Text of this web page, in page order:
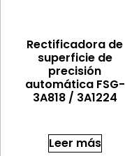
Rectificadora de
superficie de
precisión
automática FSG-
3A818 / 3A1224
Leer más